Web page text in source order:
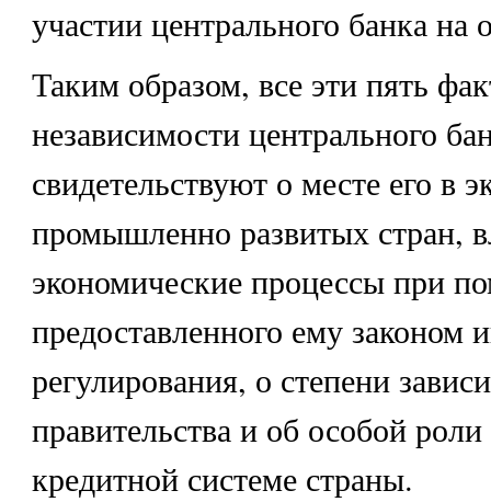
участии центрального банка
Таким образом, все эти пять
независимости центрального
свидетельствуют о месте его в
промышленно развитых стран,
экономические процессы при
предоставленного ему законом
регулирования, о степени
правительства и об особой
кредитной системе страны.